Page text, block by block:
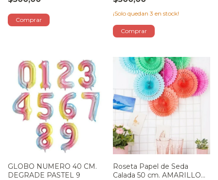
¡Solo quedan 3 en stock!
GLOBO NUMERO 40 CM.
DEGRADE PASTEL 9
Roseta Papel de Seda
Calada 50 cm. AMARILLO